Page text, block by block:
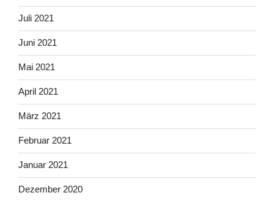
Juli 2021
Juni 2021
Mai 2021
April 2021
März 2021
Februar 2021
Januar 2021
Dezember 2020